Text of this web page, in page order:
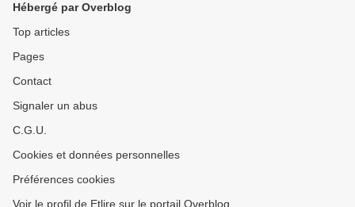
Hébergé par Overblog
Top articles
Pages
Contact
Signaler un abus
C.G.U.
Cookies et données personnelles
Préférences cookies
Voir le profil de Etlire sur le portail Overblog